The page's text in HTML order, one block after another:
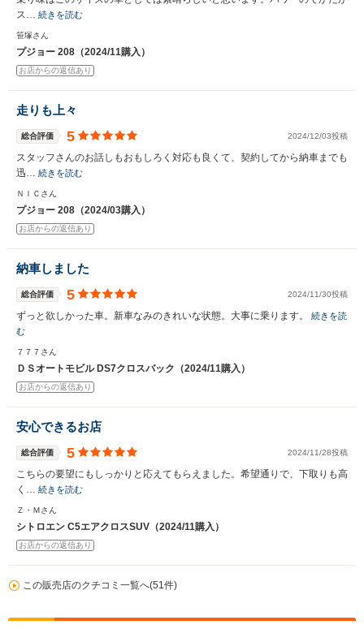
ス… 続きを読む
笹塚さん
プジョー 208（2024/11購入）
お店からの返信あり
走りも上々
総合評価 5 2024/12/03投稿
スタッフさんのお話しもおもしろく対応も良くて、契約してから納車までも
迅… 続きを読む
ＮＩＣさん
プジョー 208（2024/03購入）
お店からの返信あり
納車しました
総合評価 5 2024/11/30投稿
ずっと欲しかった車。新車なみのきれいな状態。大事に乗ります。 続きを読
む
７７７さん
ＤＳオートモビル DS7クロスバック（2024/11購入）
お店からの返信あり
安心できるお店
総合評価 5 2024/11/28投稿
こちらの要望にもしっかりと応えてもらえました。希望通りで、下取りも高
く… 続きを読む
Ｚ・Ｍさん
シトロエン C5エアクロスSUV（2024/11購入）
お店からの返信あり
この販売店のクチコミ一覧へ(51件)